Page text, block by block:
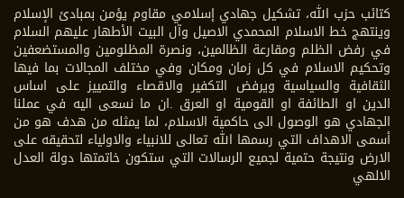
كتائب حزب الله، تشكيل جهادي إسلامي مقاوم يؤمن بمبادئ الإسلام
وينتهج خط الاسلام المحمدي الاصيل وآل البيت الأطهار عليهم السلام
في رفض الظلم ومقارعة الظالمين، ونصرة المظلومين والمستضعفين
وتحكيم الاسلام في كل زمان ومكان وفي مختلف المجالات بما فيها
الثقافية والسياسية ويرفض التكفير والاقصاء والتمييز على اساس
الدين او الطائفة او القومية او العرق .ان ما نسعى اليه في عملنا
الجهادي هو الوصول الى حاكمية الاسلام، لما يمثله من هدف هو من
أسمى الاهداف التي رسمها الله تعالى للانبياء والاولياء لتحقيقه على
الارض ونتيجة حتمية لجميع الرسالات التي ستكون خاتمتها دولة العدل
الالهي